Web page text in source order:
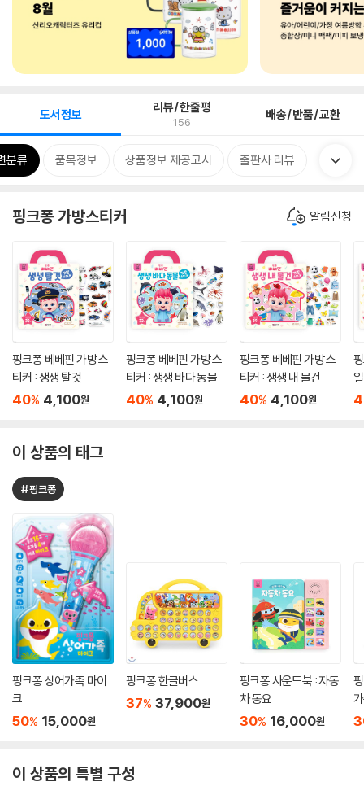
도서정보 리뷰/한줄평
156 배송/반품/교환
분류 품목정보 상품정보 제공고시 출판사 리뷰
핑크퐁 가방스티커 알림신청
핑크퐁 베베핀 가방 스
티커 : 생생 탈것
40% 4,100원
핑크퐁 베베핀 가방 스
티커 : 생생 바다 동물
40% 4,100원
핑크퐁 베베핀 가방 스
티커 : 생생 내 물건
40% 4,100원
이 상품의 태그
#핑크퐁
핑크퐁 상어가족 마이
크
50% 15,000원
핑크퐁 한글버스
37% 37,900원
핑크퐁 사운드북 : 자동
차 동요
30% 16,000원
이 상품의 특별 구성